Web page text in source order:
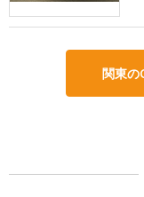
関東の